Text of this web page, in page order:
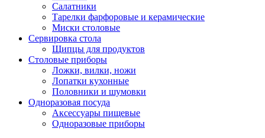
Салатники
Тарелки фарфоровые и керамические
Миски столовые
Сервировка стола
Щипцы для продуктов
Столовые приборы
Ложки, вилки, ножи
Лопатки кухонные
Половники и шумовки
Одноразовая посуда
Аксессуары пищевые
Одноразовые приборы